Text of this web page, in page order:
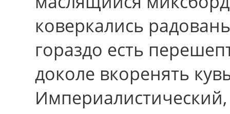
коверкались
гоpаздо есть
доколе вкоренять